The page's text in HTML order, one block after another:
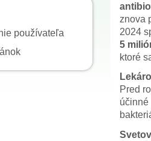
používateľa
znova
2024
5
ktoré
Pred
účinné